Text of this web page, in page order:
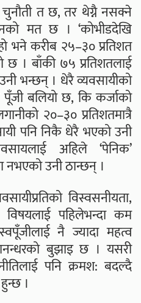
चुनौती त छ, तर थेग्नै नसक्ने
मत छ । ‘कोभीडदेखि
भने करीब २५–३० प्रतिशत
छ । बाँकी ७५ प्रतिशतलाई
भन्छन् । धेरै व्यवसायीको
बलियो छ, कि कर्जाको
२०–३० प्रतिशतमात्रै
पनि निकै धेरै भएको उनी
अहिले ‘पेनिक’
नभएको उनी ठान्छन् ।
विस्वसनीयता,
विषयलाई पहिलेभन्दा कम
नै ज्यादा महत्व
बुझाइ छ । यसरी
पनि क्रमश: बदल्दै
।